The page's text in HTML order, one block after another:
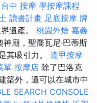
台中 按摩 學按摩課程
讀書計畫 足底按摩 牌
遺產。 桃園外燴 嘉義
神廟，聖喬瓦尼·巴蒂斯
其吸引力。 逢甲按摩
單 按摩店 除了巴洛克
築外，還可以在城市中
SEARCH CONSOLE